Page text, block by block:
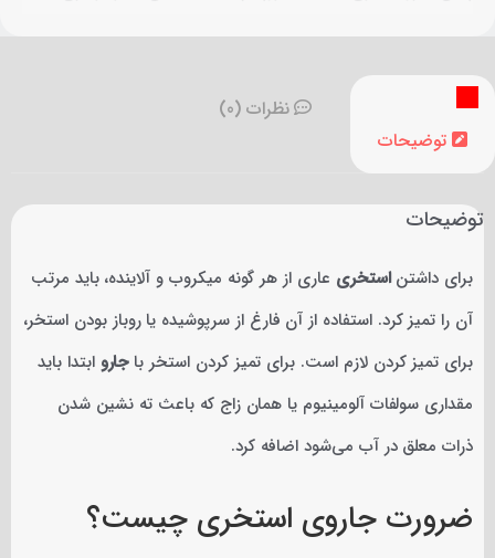
گالوانیزه سنگین،شلنگ استخری 10 متری،سرجارو هشت چرخ،دسته
تلسکوپی،کابل ،کنترل پنل و اتصالات مورد نیاز
توضیحات
نظرات (0)
توضیحات
برای داشتناستخری عاری از هر گونه میکروب و آلاینده، باید مرتب
آن را تمیز کرد. استفاده از آن فارغ از سرپوشیده یا روباز بودن استخر،
برای تمیز کردن لازم است. برای تمیز کردن استخر باجارو ابتدا باید
مقداری سولفات آلومینیوم یا همان زاج که باعث ته نشین شدن
ذرات معلق در آب می‌شود اضافه کرد.
ضرورت جاروی استخری چیست؟